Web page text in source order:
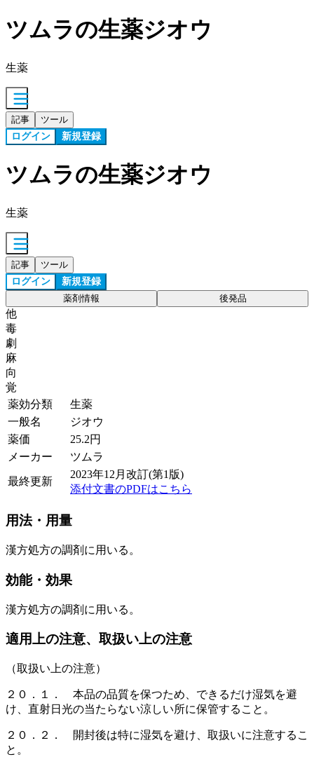
ツムラの生薬ジオウ
生薬
記事 ツール
ログイン 新規登録
ツムラの生薬ジオウ
生薬
記事 ツール
ログイン 新規登録
薬剤情報 後発品
他
毒
劇
麻
向
覚
薬効分類
生薬
一般名
ジオウ
薬価
25.2円
メーカー
ツムラ
最終更新
2023年12月改訂(第1版)
添付文書のPDFはこちら
用法・用量
漢方処方の調剤に用いる。
効能・効果
漢方処方の調剤に用いる。
適用上の注意、取扱い上の注意
（取扱い上の注意）
２０．１． 本品の品質を保つため、できるだけ湿気を避
け、直射日光の当たらない涼しい所に保管すること。
２０．２． 開封後は特に湿気を避け、取扱いに注意するこ
と。